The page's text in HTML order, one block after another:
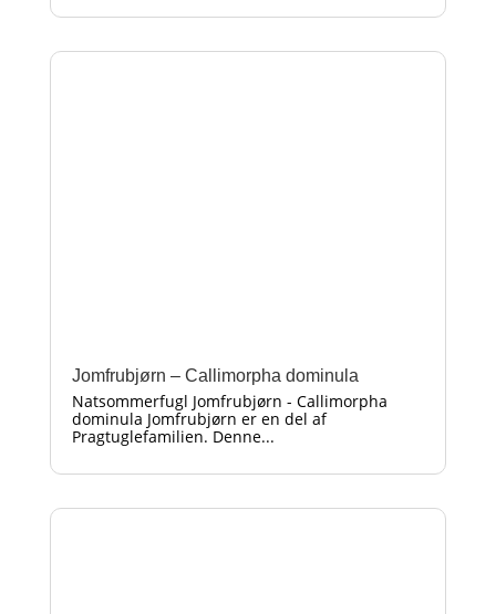
Jomfrubjørn – Callimorpha dominula
Natsommerfugl Jomfrubjørn - Callimorpha
dominula Jomfrubjørn er en del af
Pragtuglefamilien. Denne...